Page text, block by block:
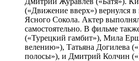
(«Движение вверх») вернулся
Ясного Сокола. Актер
самостоятельно. В фильме
(«Турецкий гамбит»), Мила
велению»), Татьяна Догилева
полосы»), и Дмитрий Колчин